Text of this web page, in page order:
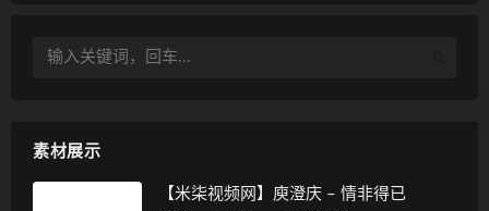
素材展示
【米柒视频网】庾澄庆 – 情非得已